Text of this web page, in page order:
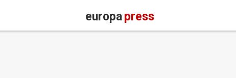
europapress